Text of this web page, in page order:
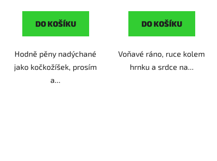
DO KOŠÍKU
Hodně pěny nadýchané
jako kočkožíšek, prosím
a...
DO KOŠÍKU
Voňavé ráno, ruce kolem
hrnku a srdce na...